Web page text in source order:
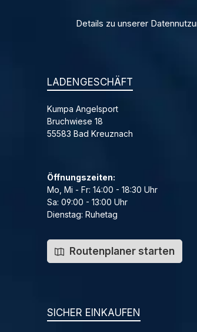
Details zu unserer
LADENGESCHÄFT
Kumpa Angelsport
Bruchwiese 18
55583 Bad Kreuznach
Öffnungszeiten:
Mo, Mi - Fr: 14:00 - 18:30 Uhr
Sa: 09:00 - 13:00 Uhr
Dienstag: Ruhetag
Routenplaner starten
SICHER EINKAUFEN